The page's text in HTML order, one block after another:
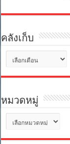
คลังเก็บ
เก็บ
หมวดหมู่
หมู่